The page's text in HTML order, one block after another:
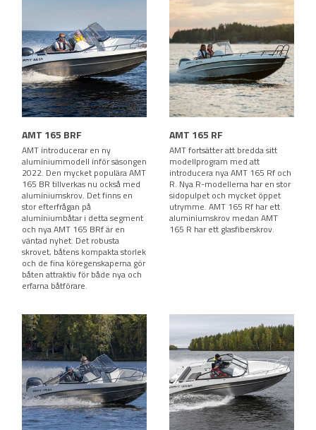
AMT 165 BRF
AMT introducerar en ny
aluminiummodell inför säsongen
2022. Den mycket populära AMT
165 BR tillverkas nu också med
aluminiumskrov. Det finns en
stor efterfrågan på
aluminiumbåtar i detta segment
och nya AMT 165 BRf är en
väntad nyhet. Det robusta
skrovet, båtens kompakta storlek
och de fina köregenskaperna gör
båten attraktiv för både nya och
erfarna båtförare.
AMT 165 RF
AMT fortsätter att bredda sitt
modellprogram med att
introducera nya AMT 165 Rf och
R. Nya R-modellerna har en stor
sidopulpet och mycket öppet
utrymme. AMT 165 Rf har ett
aluminiumskrov medan AMT
165 R har ett glasfiberskrov.